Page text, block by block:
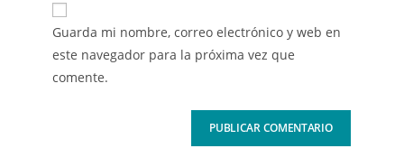
Guarda mi nombre, correo electrónico y web en
este navegador para la próxima vez que
comente.